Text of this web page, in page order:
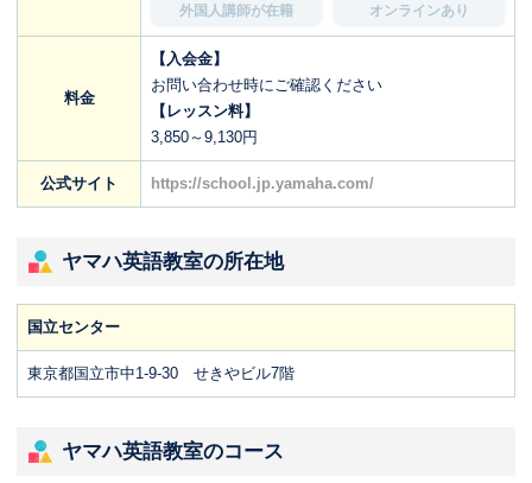
外国人講師が在籍 オンラインあり
料金
【入会金】
お問い合わせ時にご確認ください
【レッスン料】
3,850～9,130円
公式サイト https://school.jp.yamaha.com/
ヤマハ英語教室の所在地
国立センター
東京都国立市中1-9-30 せきやビル7階
ヤマハ英語教室のコース